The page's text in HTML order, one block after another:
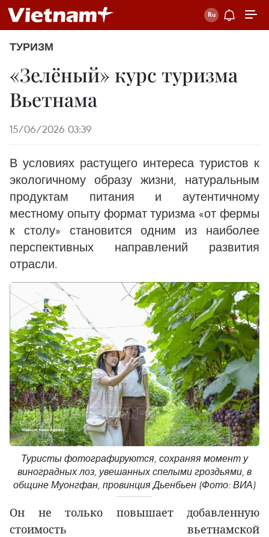
ТУРИЗМ
«Зелёный» курс туризма
Вьетнама
15/06/2026 03:39
В условиях растущего интереса туристов к
экологичному образу жизни, натуральным
продуктам питания и аутентичному
местному опыту формат туризма «от фермы
к столу» становится одним из наиболее
перспективных направлений развития
отрасли.
Туристы фотографируются, сохраняя момент у
виноградных лоз, увешанных спелыми гроздьями, в
общине Муонгфан, провинция Дьенбьен (Фото: ВИА)
Он не только повышает добавленную
стоимость вьетнамской